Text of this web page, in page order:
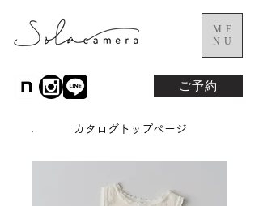
ME
NU
ご予約
カタログトップページ